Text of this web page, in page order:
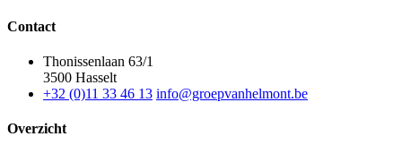
Contact
Thonissenlaan 63/1
3500 Hasselt
+32 (0)11 33 46 13 info@groepvanhelmont.be
Overzicht